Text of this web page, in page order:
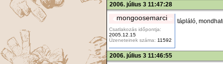
2006. július 3 11:47:28
mongoosemarci
Csatlakozás időpontja:
2005.12.15
Üzeneteinek száma: 11592
tápláló,
2006. július 3 11:46:55